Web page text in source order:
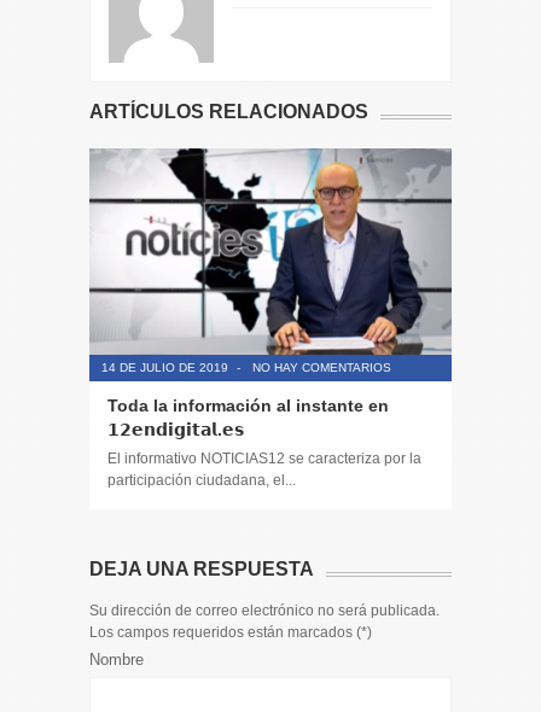
ARTÍCULOS RELACIONADOS
14 DE JULIO DE 2019 - NO HAY COMENTARIOS
Toda la información al instante en
𝟭𝟮𝗲𝗻𝗱𝗶𝗴𝗶𝘁𝗮𝗹.𝗲𝘀
El informativo NOTICIAS12 se caracteriza por la
participación ciudadana, el...
DEJA UNA RESPUESTA
Su dirección de correo electrónico no será publicada.
Los campos requeridos están marcados (*)
Nombre